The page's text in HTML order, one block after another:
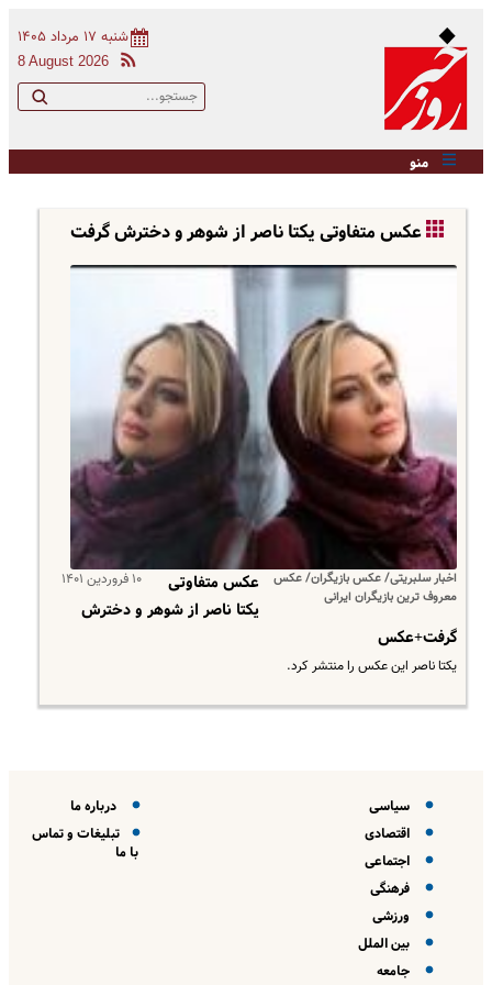
شنبه ۱۷ مرداد ۱۴۰۵
8 August 2026
منو
عکس متفاوتی یکتا ناصر از شوهر و دخترش گرفت
اخبار سلبریتی/ عکس بازیگران/ عکس
معروف ترین بازیگران ایرانی
۱۰ فروردین ۱۴۰۱
عکس متفاوتی
یکتا ناصر از شوهر و دخترش
گرفت+عکس
یکتا ناصر این عکس را منتشر کرد.
سیاسی
اقتصادی
اجتماعی
فرهنگی
ورزشی
بین الملل
جامعه
درباره ما
تبلیغات و تماس
با ما